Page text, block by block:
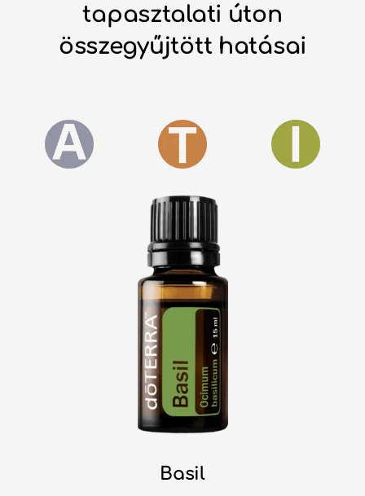
tapasztalati úton
összegyűjtött hatásai
Basil